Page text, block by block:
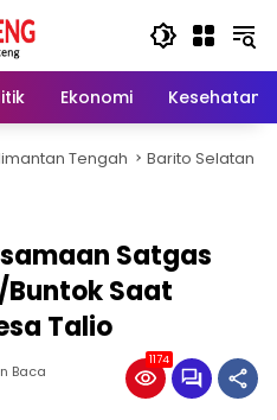
Ekonomi Kesehatan
Tengah Barito Selatan
Satgas
Buntok Saat
Talio
Baca
1174